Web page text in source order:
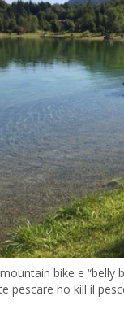
bike e “belly
pescare no kill il